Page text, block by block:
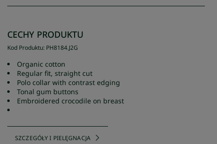
CECHY PRODUKTU
Kod Produktu: PH8184.J2G
Organic cotton
Regular fit, straight cut
Polo collar with contrast edging
Tonal gum buttons
Embroidered crocodile on breast
SZCZEGÓŁY I PIELĘGNACJA